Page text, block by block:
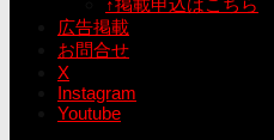
↑掲載申込はこちら
広告掲載
お問合せ
X
Instagram
Youtube